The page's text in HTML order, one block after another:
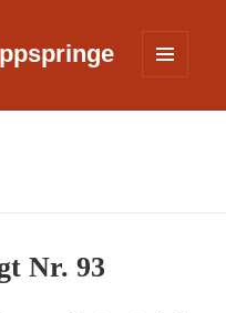
WIDGETS
Nr. 93